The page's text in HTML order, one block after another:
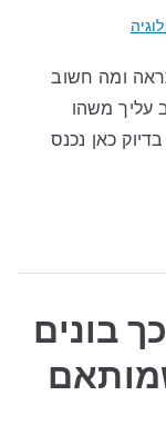
ומה חשוב
עליך משהו
כאן נכנס
בונים